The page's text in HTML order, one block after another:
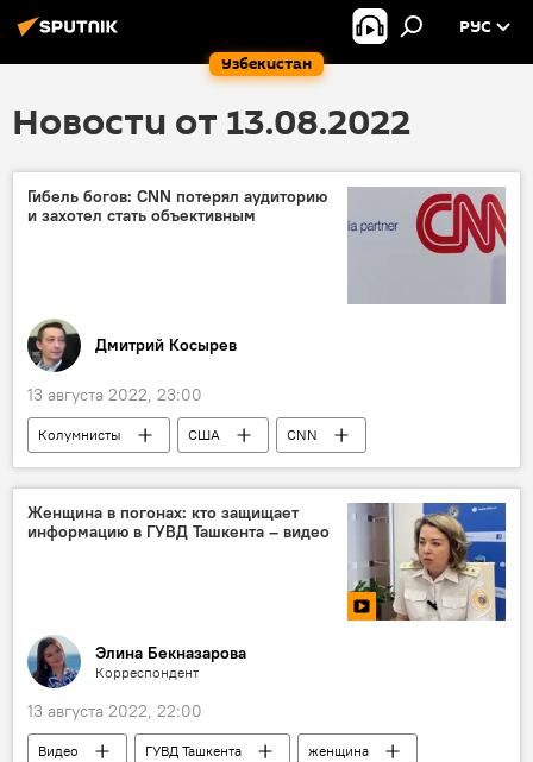
Узбекистан
РУС
Новости от 13.08.2022
Гибель богов: CNN потерял аудиторию
и захотел стать объективным
Дмитрий Косырев
13 августа 2022, 23:00
Колумнисты США
CNN
СМИ
Женщина в погонах: кто защищает
информацию в ГУВД Ташкента – видео
Элина Бекназарова
Корреспондент
13 августа 2022, 22:00
Видео ГУВД Ташкента
женщина